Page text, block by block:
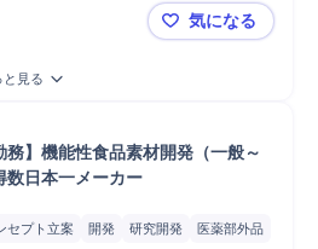
第一三共
気になる
と見る
務】機能性食品素材開発（一般～
数日本一メーカー
セプト立案 開発 研究開発
医薬部外品